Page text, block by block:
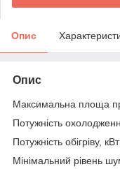
Опис
Опис
Максимальна площа
Потужність
Потужність обігріву,
Мінімальний рівень